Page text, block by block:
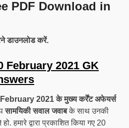
PDF Download in
डाउनलोड करें.
February 2021 GK
2021 के मुख्य कर्रेंट अफेयर्स
सामयिकी सवाल जवाबके साथ उनकी
हमारे द्वारा प्रकाशित किया गए 20